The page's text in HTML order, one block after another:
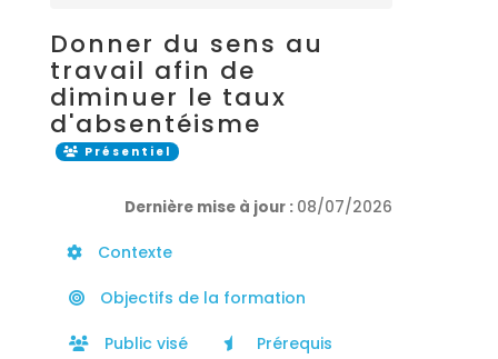
Donner du sens au
travail afin de
diminuer le taux
d'absentéisme
Présentiel
Dernière mise à jour : 08/07/2026
Contexte
Objectifs de la formation
Public visé Prérequis